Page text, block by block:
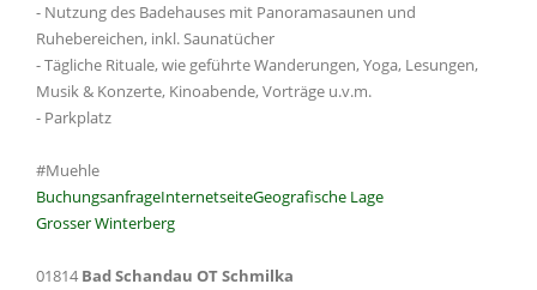
- Nutzung des Badehauses mit Panoramasaunen und
Ruhebereichen, inkl. Saunatücher
- Tägliche Rituale, wie geführte Wanderungen, Yoga, Lesungen,
Musik & Konzerte, Kinoabende, Vorträge u.v.m.
- Parkplatz
#Muehle
BuchungsanfrageInternetseiteGeografische Lage
Grosser Winterberg
01814 Bad Schandau OT Schmilka